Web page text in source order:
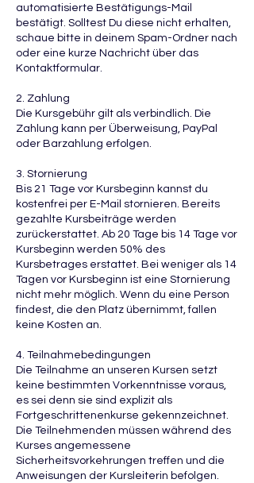
automatisierte Bestätigungs-Mail
bestätigt. Solltest Du diese nicht erhalten,
schaue bitte in deinem Spam-Ordner nach
oder eine kurze Nachricht über das
Kontaktformular.
2. Zahlung
Die Kursgebühr gilt als verbindlich. Die
Zahlung kann per Überweisung, PayPal
oder Barzahlung erfolgen.
3. Stornierung
Bis 21 Tage vor Kursbeginn kannst du
kostenfrei per E-Mail stornieren. Bereits
gezahlte Kursbeiträge werden
zurückerstattet. Ab 20 Tage bis 14 Tage vor
Kursbeginn werden 50% des
Kursbetrages erstattet. Bei weniger als 14
Tagen vor Kursbeginn ist eine Stornierung
nicht mehr möglich. Wenn du eine Person
findest, die den Platz übernimmt, fallen
keine Kosten an.
4. Teilnahmebedingungen
Die Teilnahme an unseren Kursen setzt
keine bestimmten Vorkenntnisse voraus,
es sei denn sie sind explizit als
Fortgeschrittenenkurse gekennzeichnet.
Die Teilnehmenden müssen während des
Kurses angemessene
Sicherheitsvorkehrungen treffen und die
Anweisungen der Kursleiterin befolgen.